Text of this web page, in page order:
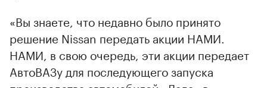
«Вы знаете, что недавно было принято
решение Nissan передать акции НАМИ.
НАМИ, в свою очередь, эти акции передает
АвтоВАЗу для последующего запуска